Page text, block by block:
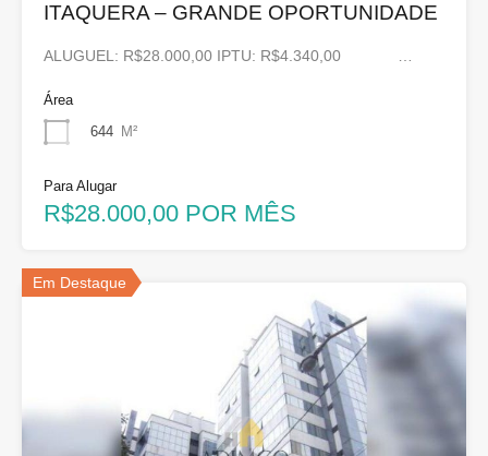
ITAQUERA – GRANDE OPORTUNIDADE
ALUGUEL: R$28.000,00 IPTU: R$4.340,00 …
Área
644 M²
Para Alugar
R$28.000,00 POR MÊS
Em Destaque